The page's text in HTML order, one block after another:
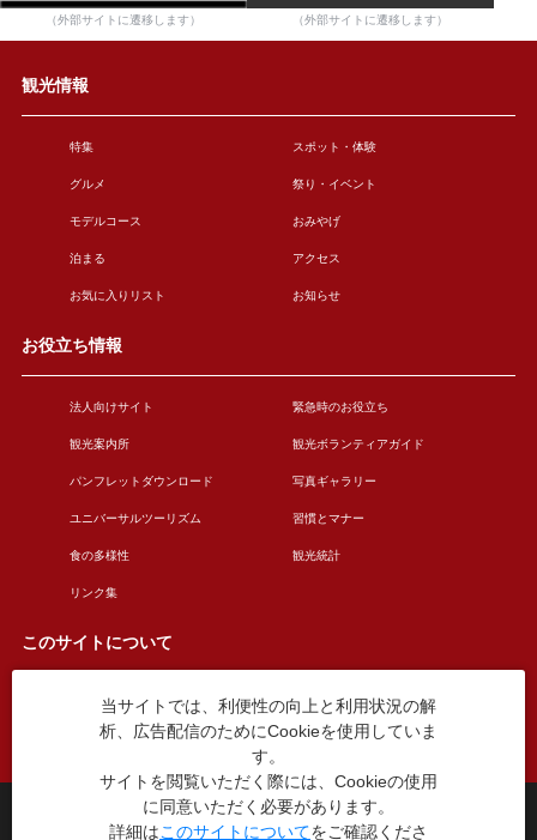
（外部サイトに遷移します） （外部サイトに遷移します）
観光情報
特集 スポット・体験
グルメ 祭り・イベント
モデルコース おみやげ
泊まる アクセス
お気に入りリスト お知らせ
お役立ち情報
法人向けサイト 緊急時のお役立ち
観光案内所 観光ボランティアガイド
パンフレットダウンロード 写真ギャラリー
ユニバーサルツーリズム 習慣とマナー
食の多様性 観光統計
リンク集
このサイトについて
このサイトについて 広告掲載について
お問い合わせ
台東区役所観光課
〒110-8615 東京都台東区東上野4丁目5番6号
当サイトでは、利便性の向上と利用状況の解
析、広告配信のためにCookieを使用していま
す。
サイトを閲覧いただく際には、Cookieの使用
に同意いただく必要があります。
詳細はこのサイトについてをご確認くださ